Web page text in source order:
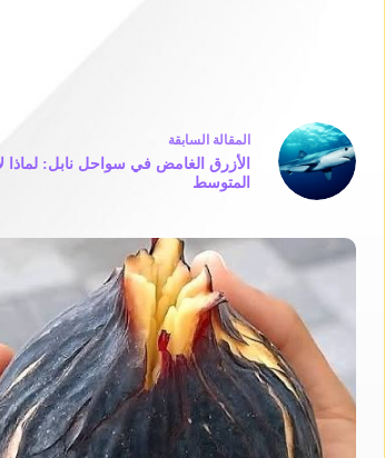
المقالة السابقة
الأزرق الغامض في سواحل نابل:
المتوسط